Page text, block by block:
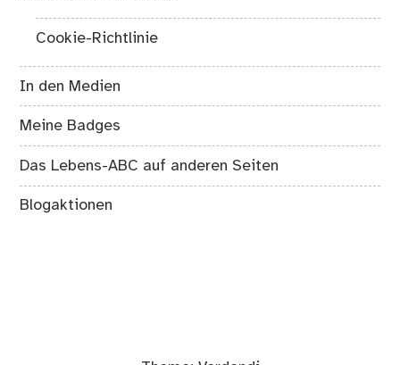
Cookie-Richtlinie
In den Medien
Meine Badges
Das Lebens-ABC auf anderen Seiten
Blogaktionen